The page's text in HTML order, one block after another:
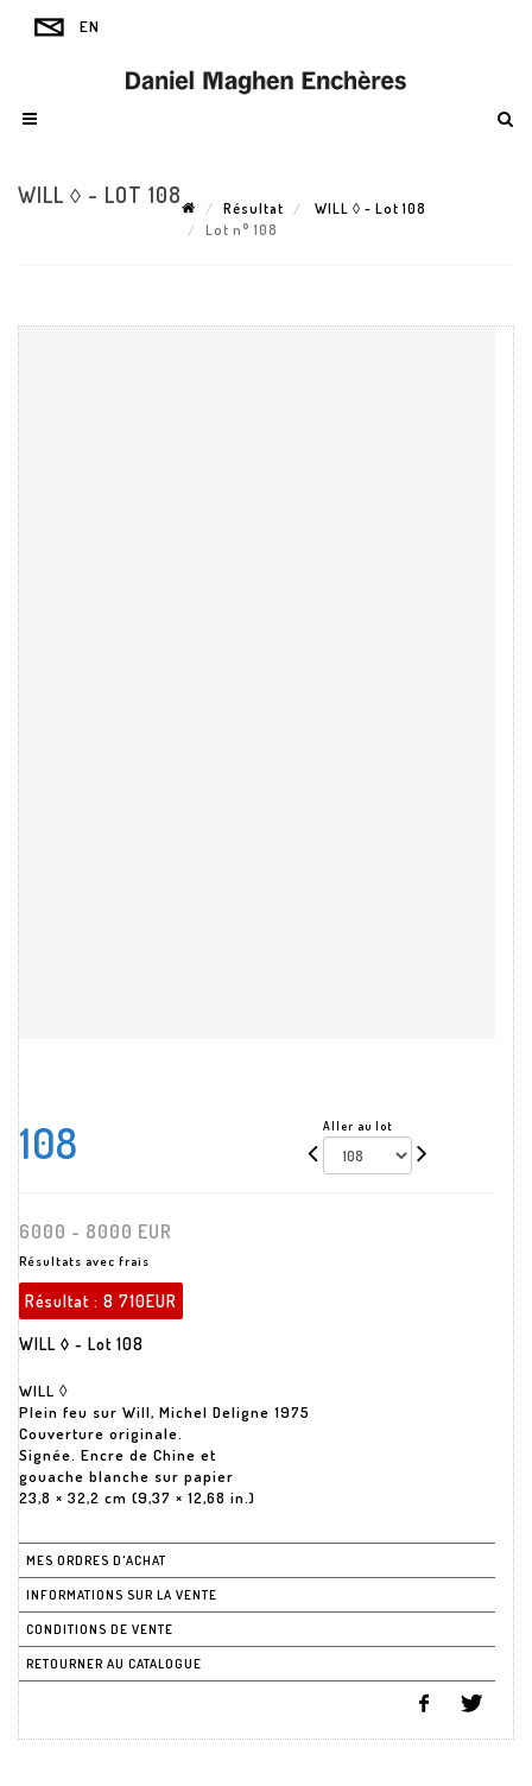
WILL ◊ - LOT 108
Résultat
WILL ◊ - Lot 108
Lot n° 108
108 Aller au lot
6000 - 8000 EUR
Résultats avec frais
Résultat : 8 710EUR
WILL ◊ - Lot 108
WILL ◊
Plein feu sur Will, Michel Deligne 1975
Couverture originale.
Signée. Encre de Chine et
gouache blanche sur papier
23,8 × 32,2 cm (9,37 × 12,68 in.)
MES ORDRES D'ACHAT
INFORMATIONS SUR LA VENTE
CONDITIONS DE VENTE
RETOURNER AU CATALOGUE